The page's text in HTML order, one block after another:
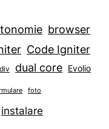
browser
Code Igniter
div dual core Evolio
foto
instalare